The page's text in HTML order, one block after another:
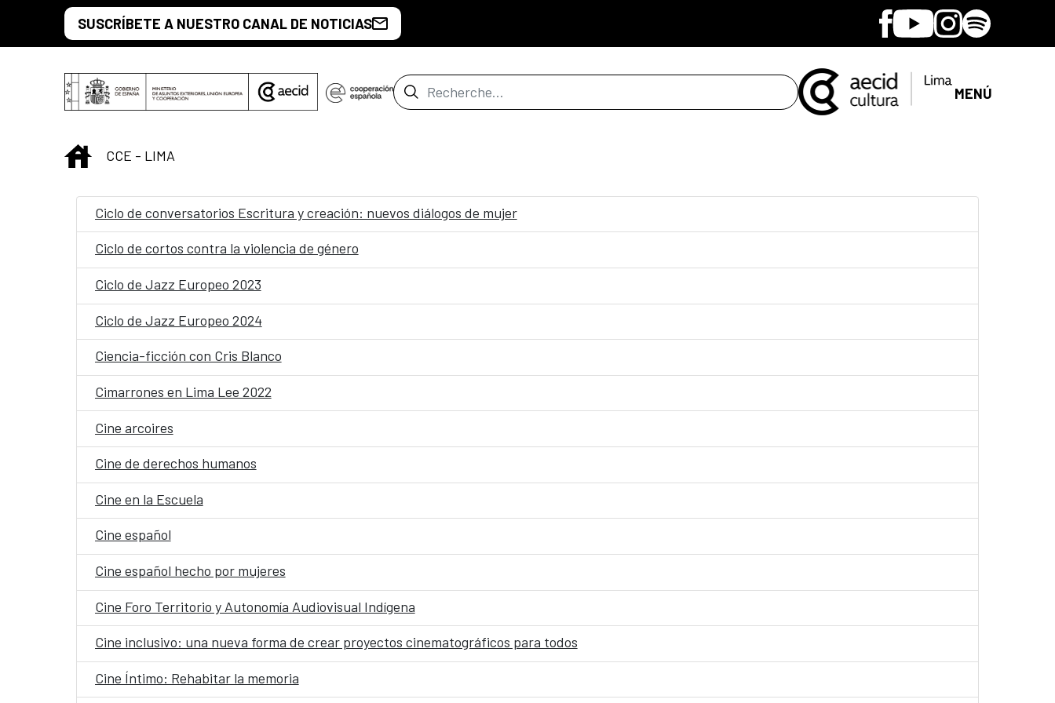
Saut au contenu principal
SUSCRÍBETE A NUESTRO CANAL DE NOTICIAS Facebook
YoutubeInstagram
Spotify
Barre de recherche MENÚ
INICIO
CCE - LIMA
Ciclo de conversatorios Escritura y creación: nuevos diálogos de mujer
Ciclo de cortos contra la violencia de género
Ciclo de Jazz Europeo 2023
Ciclo de Jazz Europeo 2024
Ciencia-ficción con Cris Blanco
Cimarrones en Lima Lee 2022
Cine arcoires
Cine de derechos humanos
Cine en la Escuela
Cine español
Cine español hecho por mujeres
Cine Foro Territorio y Autonomía Audiovisual Indígena
Cine inclusivo: una nueva forma de crear proyectos cinematográficos para todos
Cine Íntimo: Rehabitar la memoria